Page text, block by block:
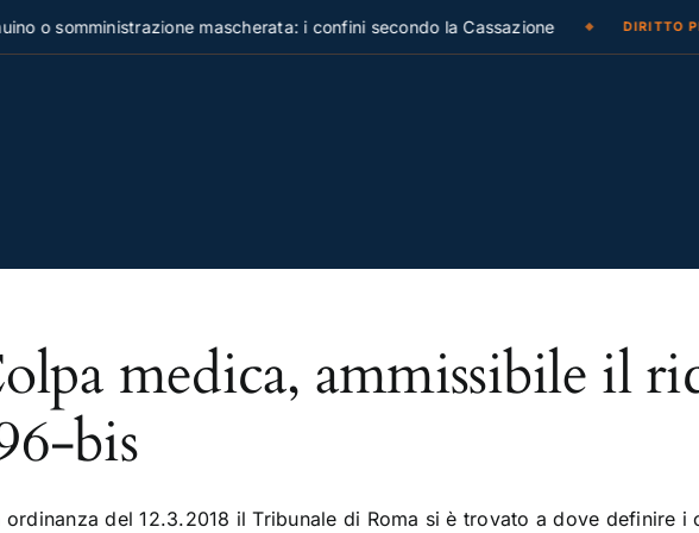
o somministrazione mascherata: i confini secondo la Cassazione DIRITTO
medica, ammissibile il
bis
ordinanza del 12.3.2018 il Tribunale di Roma si è trovato a dove definire